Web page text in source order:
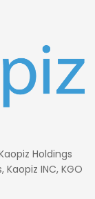
Holdings
INC, KGO